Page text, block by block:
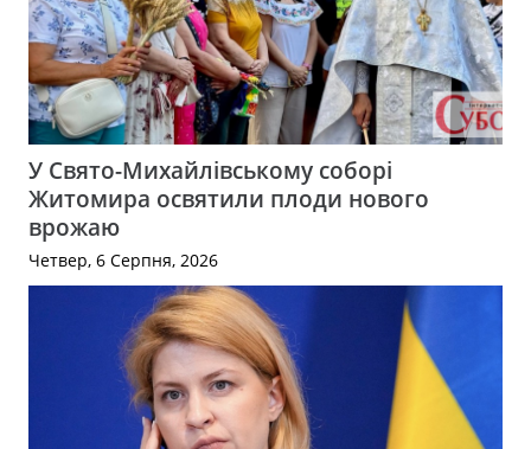
У Свято-Михайлівському соборі
Житомира освятили плоди нового
врожаю
Четвер, 6 Серпня, 2026